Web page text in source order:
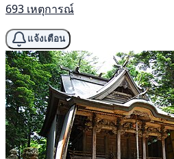
693 เหตุการณ์
แจ้งเตือน